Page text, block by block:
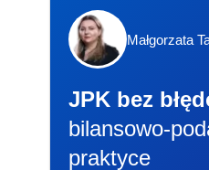
Małgorzata
JPK bez
bilansowo-
praktyce